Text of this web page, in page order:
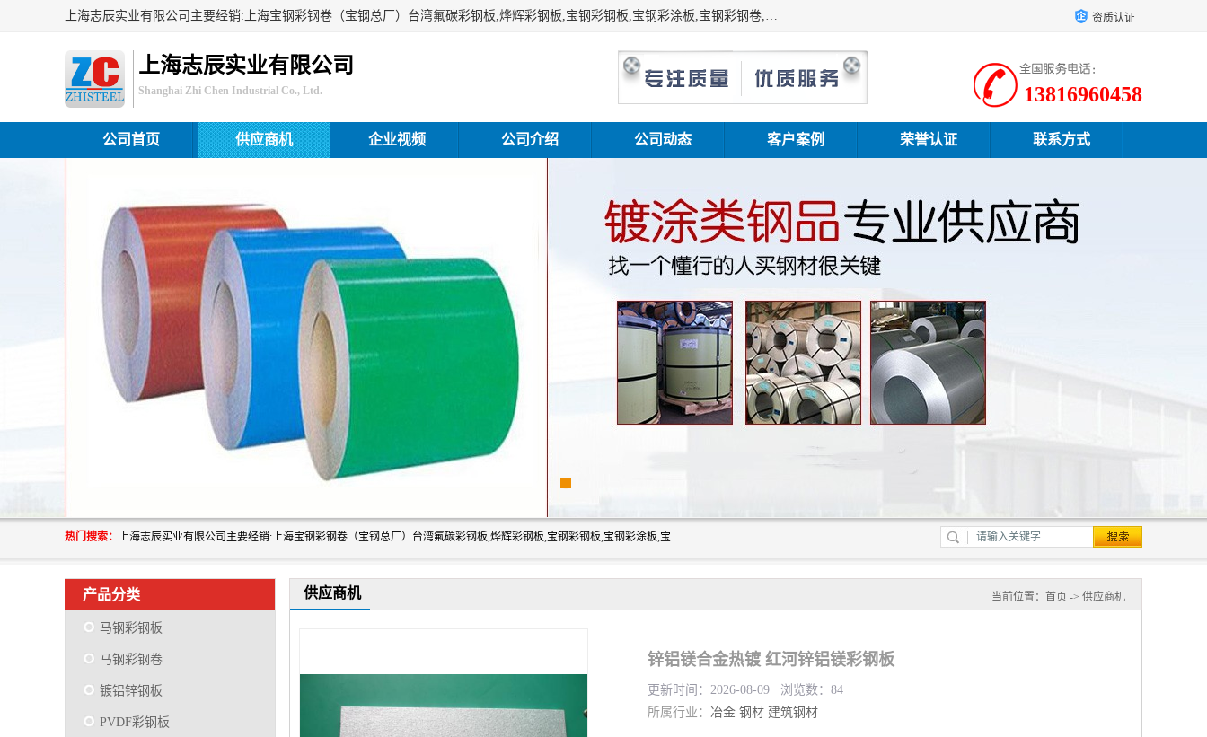
上海志辰实业有限公司主要经销:上海宝钢彩钢卷（宝钢总厂）台湾氟碳彩钢板,烨辉彩钢板,宝钢彩钢板,宝钢彩涂板,宝钢彩钢卷,马钢彩钢板,马钢彩钢卷,镀铝锌钢板,PVDF彩钢板,台湾烨辉彩钢板,高耐候彩钢板,硅改性彩钢板,规格齐全。 资质认证
上海志辰实业有限公司
Shanghai Zhi Chen Industrial Co., Ltd. 13816960458
公司首页 供应商机 企业视频 公司介绍 公司动态 客户案例 荣誉认证 联系方式
热门搜索： 上海志辰实业有限公司主要经销:上海宝钢彩钢卷（宝钢总厂）台湾氟碳彩钢板,烨辉彩钢板,宝钢彩钢板,宝钢彩涂板,宝钢彩钢卷,马钢彩钢板,马钢彩钢卷,镀铝锌钢板,PVDF彩钢板,台湾烨辉彩钢板,高耐候彩钢板,硅改性彩钢板,规格齐全。
产品分类
马钢彩钢板
马钢彩钢卷
镀铝锌钢板
PVDF彩钢板
供应商机 当前位置： 首页 -> 供应商机
锌铝镁合金热镀 红河锌铝镁彩钢板
更新时间：2026-08-09 浏览数：84
所属行业： 冶金 钢材 建筑钢材